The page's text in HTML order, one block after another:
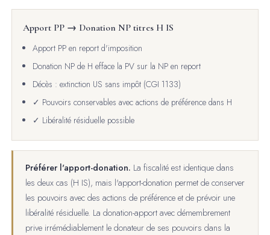
Apport PP → Donation NP titres H IS
Apport PP en report d'imposition
Donation NP de H efface la PV sur la NP en report
Décès : extinction US sans impôt (CGI 1133)
✓ Pouvoirs conservables avec actions de préférence dans H
✓ Libéralité résiduelle possible
Préférer l'apport-donation. La fiscalité est identique dans
les deux cas (H IS), mais l'apport-donation permet de conserver
les pouvoirs avec des actions de préférence et de prévoir une
libéralité résiduelle. La donation-apport avec démembrement
prive irrémédiablement le donateur de ses pouvoirs dans la